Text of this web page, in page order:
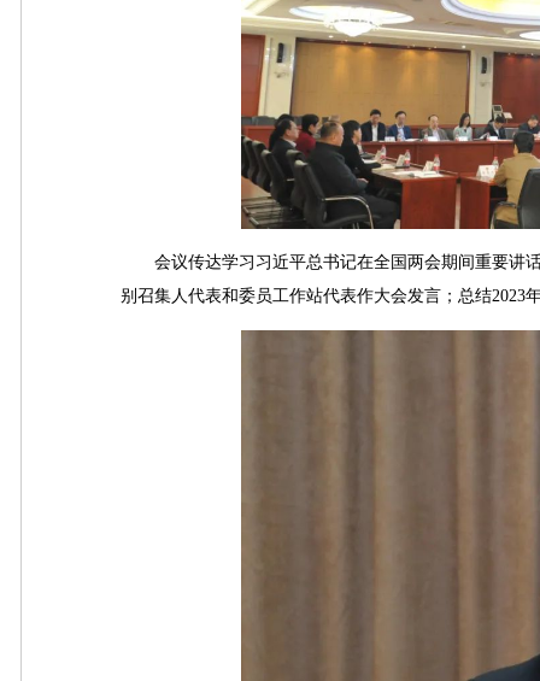
会议传达学习习近平总书记在全国两会期间重要讲
别召集人代表和委员工作站代表作大会发言；总结2023